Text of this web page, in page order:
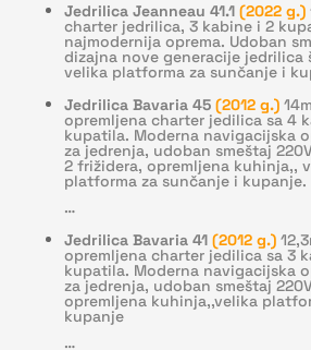
Jedrilica Jeanneau 41.1 (2022 g.)
charter jedrilica, 3 kabine i 2
najmodernija oprema. Udoban
dizajna nove generacije jedrilica
velika platforma za sunčanje i
Jedrilica Bavaria 45 (2012 g.)
opremljena charter jedilica sa 4
kupatila. Moderna navigacijska
za jedrenja, udoban smeštaj
2 frižidera, opremljena kuhinja,,
platforma za sunčanje i kupanje.
…
Jedrilica Bavaria 41 (2012 g.)
opremljena charter jedilica sa 3
kupatila. Moderna navigacijska
za jedrenja, udoban smeštaj
opremljena kuhinja,,velika
kupanje
…